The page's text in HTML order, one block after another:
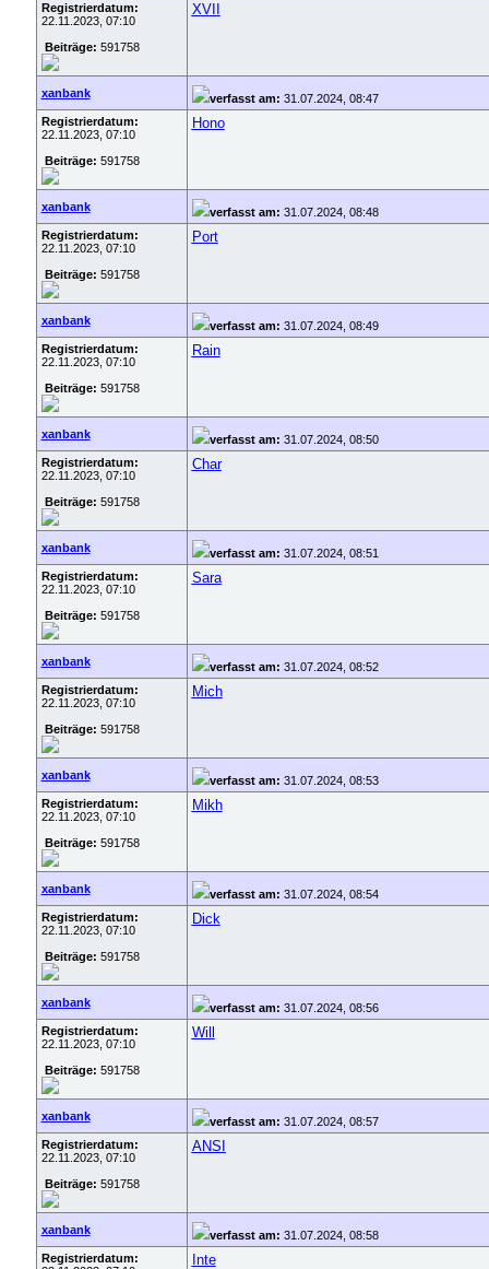
Registrierdatum:
22.11.2023, 07:10
Beiträge: 591758
XVII
xanbank verfasst am: 31.07.2024, 08:47
Registrierdatum:
22.11.2023, 07:10
Beiträge: 591758
Hono
xanbank verfasst am: 31.07.2024, 08:48
Registrierdatum:
22.11.2023, 07:10
Beiträge: 591758
Port
xanbank verfasst am: 31.07.2024, 08:49
Registrierdatum:
22.11.2023, 07:10
Beiträge: 591758
Rain
xanbank verfasst am: 31.07.2024, 08:50
Registrierdatum:
22.11.2023, 07:10
Beiträge: 591758
Char
xanbank verfasst am: 31.07.2024, 08:51
Registrierdatum:
22.11.2023, 07:10
Beiträge: 591758
Sara
xanbank verfasst am: 31.07.2024, 08:52
Registrierdatum:
22.11.2023, 07:10
Beiträge: 591758
Mich
xanbank verfasst am: 31.07.2024, 08:53
Registrierdatum:
22.11.2023, 07:10
Beiträge: 591758
Mikh
xanbank verfasst am: 31.07.2024, 08:54
Registrierdatum:
22.11.2023, 07:10
Beiträge: 591758
Dick
xanbank verfasst am: 31.07.2024, 08:56
Registrierdatum:
22.11.2023, 07:10
Beiträge: 591758
Will
xanbank verfasst am: 31.07.2024, 08:57
Registrierdatum:
22.11.2023, 07:10
Beiträge: 591758
ANSI
xanbank verfasst am: 31.07.2024, 08:58
Registrierdatum:
Inte